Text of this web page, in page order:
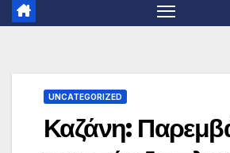
UNCATEGORIZED
Καζάνη: